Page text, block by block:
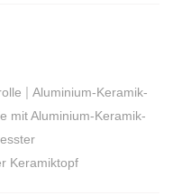
| Aluminium-Keramik-
mit Aluminium-Keramik-
Keramiktopf